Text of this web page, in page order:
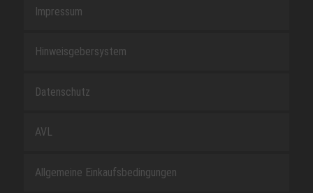
Impressum
Hinweisgebersystem
Datenschutz
AVL
Allgemeine Einkaufsbedingungen